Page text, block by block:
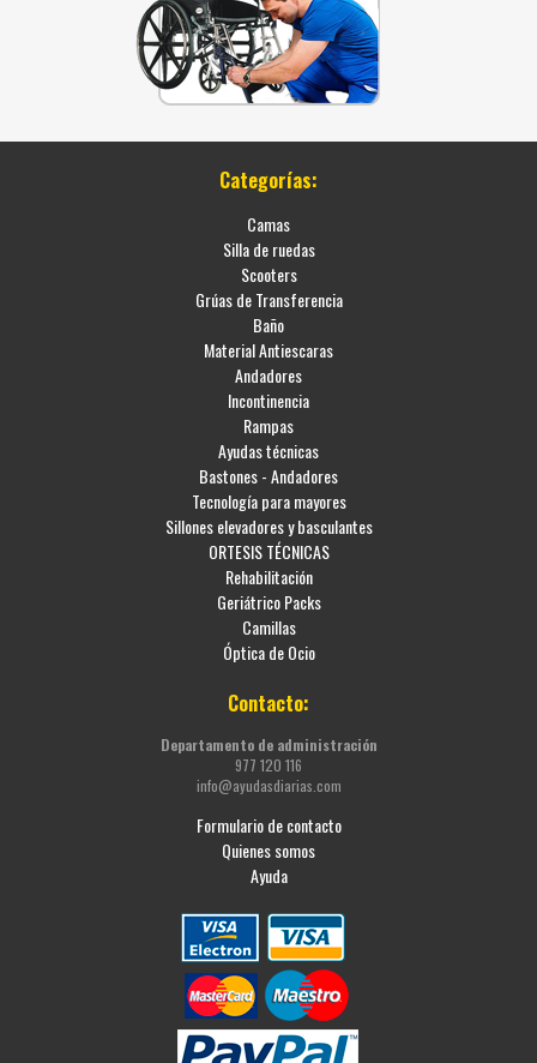
Categorías:
Camas
Silla de ruedas
Scooters
Grúas de Transferencia
Baño
Material Antiescaras
Andadores
Incontinencia
Rampas
Ayudas técnicas
Bastones - Andadores
Tecnología para mayores
Sillones elevadores y basculantes
ORTESIS TÉCNICAS
Rehabilitación
Geriátrico Packs
Camillas
Óptica de Ocio
Contacto:
Departamento de administración
977 120 116
info@ayudasdiarias.com
Formulario de contacto
Quienes somos
Ayuda